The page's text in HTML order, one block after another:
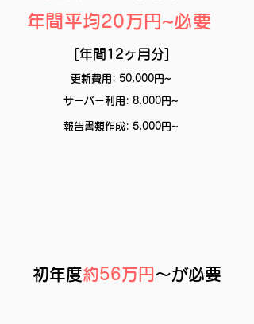
年間平均20万円~必要
[年間12ヶ月分]
更新費用: 50,000円~
サーバー利用: 8,000円~
報告書類作成: 5,000円~
初年度約56万円 〜が必要